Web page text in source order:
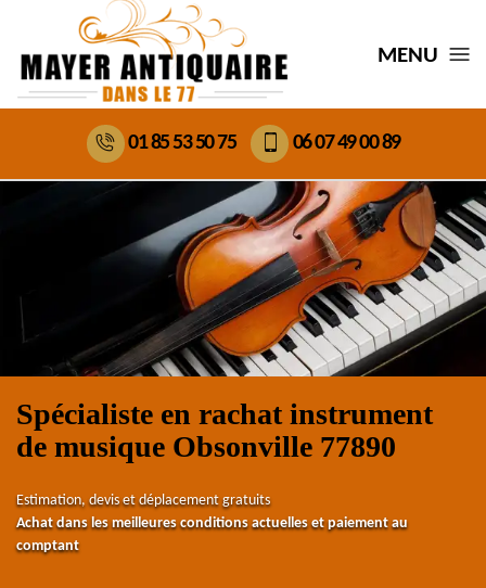
MENU
01 85 53 50 75 06 07 49 00 89
Spécialiste en rachat instrument
de musique Obsonville 77890
Estimation, devis et déplacement gratuits
Achat dans les meilleures conditions actuelles et paiement au
comptant